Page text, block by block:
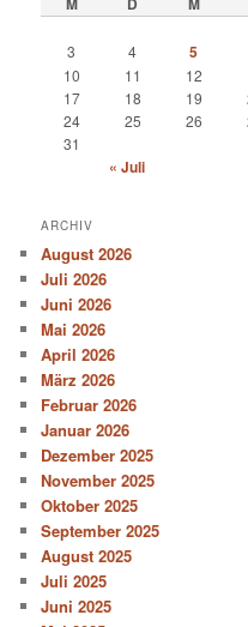
3
4 5
10
11 12
17
18 19
24
25 26
31
« Juli
ARCHIV
August 2026
Juli 2026
Juni 2026
Mai 2026
April 2026
März 2026
Februar 2026
Januar 2026
Dezember 2025
November 2025
Oktober 2025
September 2025
August 2025
Juli 2025
Juni 2025